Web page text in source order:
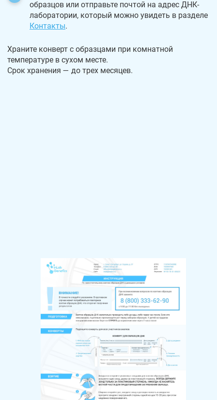
образцов или отправьте почтой на адрес ДНК-
лаборатории, который можно увидеть в разделе
Контакты.
Храните конверт с образцами при комнатной
температуре в сухом месте.
Срок хранения — до трех месяцев.